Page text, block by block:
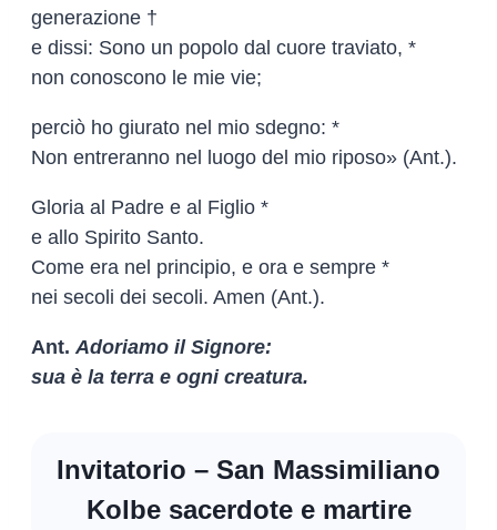
generazione †
e dissi: Sono un popolo dal cuore traviato, *
non conoscono le mie vie;
perciò ho giurato nel mio sdegno: *
Non entreranno nel luogo del mio riposo» (Ant.).
Gloria al Padre e al Figlio *
e allo Spirito Santo.
Come era nel principio, e ora e sempre *
nei secoli dei secoli. Amen (Ant.).
Ant. Adoriamo il Signore:
sua è la terra e ogni creatura.
Invitatorio – San Massimiliano
Kolbe sacerdote e martire